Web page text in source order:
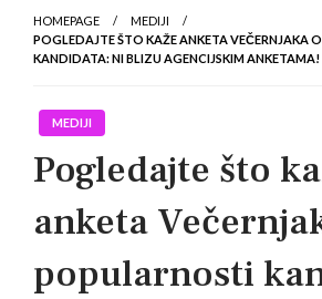
HOMEPAGE
MEDIJI
POGLEDAJTE ŠTO KAŽE ANKETA VEČERNJAKA
KANDIDATA: NI BLIZU AGENCIJSKIM ANKETAMA!
MEDIJI
Pogledajte što
anketa
popularnosti